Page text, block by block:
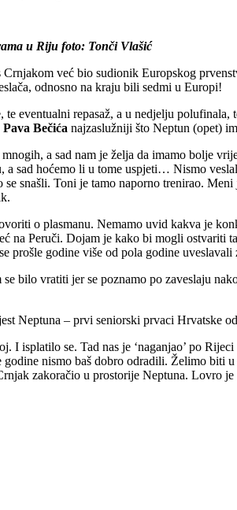
u Riju foto: Tonči Vlašić
već bio sudionik Europskog
odnosno na kraju bili sedmi u Europi!
repasaž, a u nedjelju polufinala,
Pava Bečića najzaslužniji što Neptun (opet)
a sad nam je želja da imamo bolje
sad hoćemo li u tome uspjeti… Nismo
snašli. Toni je tamo naporno trenirao.
o plasmanu. Nemamo uvid kakva je
na Peruči. Dojam je kako bi mogli ostvariti
prošle godine više od pola godine uveslavali
bilo vratiti jer se poznamo po zaveslaju
Neptuna – prvi seniorski prvaci Hrvatske
I isplatilo se. Tad nas je ‘naganjao’ po
nismo baš dobro odradili. Želimo
zakoračio u prostorije Neptuna. Lovro